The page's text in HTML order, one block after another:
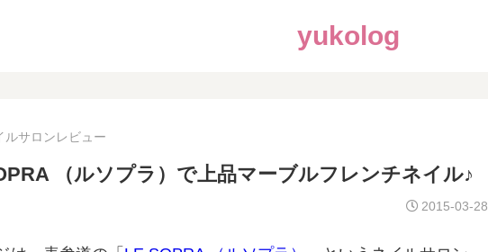
yukolog
ルサロンレビュー
（ルソプラ）で上品マーブルフレンチネイル♪
2015-03-28